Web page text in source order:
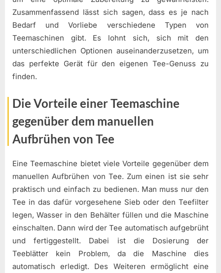
Zusammenfassend lässt sich sagen, dass es je nach
Bedarf und Vorliebe verschiedene Typen von
Teemaschinen gibt. Es lohnt sich, sich mit den
unterschiedlichen Optionen auseinanderzusetzen, um
das perfekte Gerät für den eigenen Tee-Genuss zu
finden.
Die Vorteile einer Teemaschine
gegenüber dem manuellen
Aufbrühen von Tee
Eine Teemaschine bietet viele Vorteile gegenüber dem
manuellen Aufbrühen von Tee. Zum einen ist sie sehr
praktisch und einfach zu bedienen. Man muss nur den
Tee in das dafür vorgesehene Sieb oder den Teefilter
legen, Wasser in den Behälter füllen und die Maschine
einschalten. Dann wird der Tee automatisch aufgebrüht
und fertiggestellt. Dabei ist die Dosierung der
Teeblätter kein Problem, da die Maschine dies
automatisch erledigt. Des Weiteren ermöglicht eine